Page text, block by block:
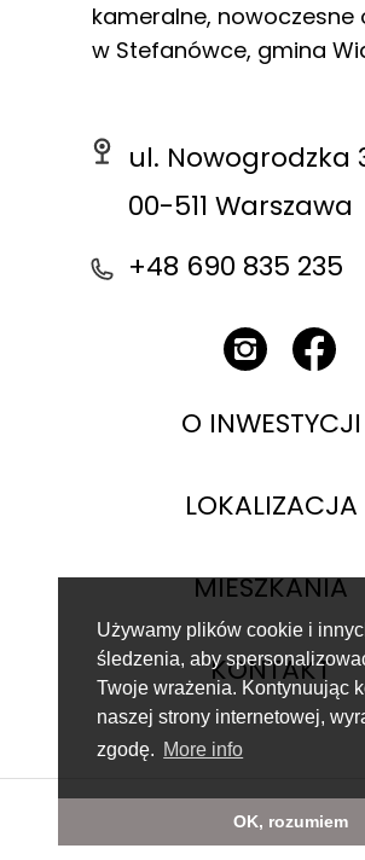
Używamy plików cookie i
śledzenia, aby
Twoje wrażenia. Kontynuując
naszej strony internetowej,
zgodę. More info
OK, rozumiem
kameralne, nowoczesne
w Stefanówce, gmina
ul. Nowogrodzka
00-511 Warszawa
+48 690 835 235
O INWESTYCJI
LOKALIZACJA
MIESZKANIA
KONTAKT
Tworzenie stron www:Data